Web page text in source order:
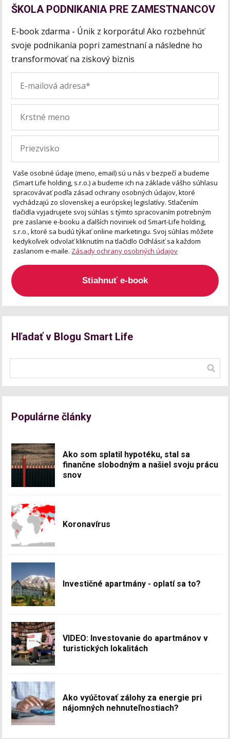
ŠKOLA PODNIKANIA PRE ZAMESTNANCOV
E-book zdarma - Únik z korporátu! Ako rozbehnúť
svoje podnikania popri zamestnaní a následne ho
transformovať na ziskový biznis
Vaše osobné údaje (meno, email) sú u nás v bezpečí a budeme
(Smart Life holding, s.r.o.) a budeme ich na základe vášho súhlasu
spracovávať podľa zásad ochrany osobných údajov, ktoré
vychádzajú zo slovenskej a európskej legislatívy. Stlačením
tlačidla vyjadrujete svoj súhlas s týmto spracovaním potrebným
pre zaslanie e-booku a ďalších noviniek od Smart-Life holding,
s.r.o., ktoré sa budú týkať online marketingu. Svoj súhlas môžete
kedykoľvek odvolať kliknutím na tlačidlo Odhlásiť sa každom
zaslanom e-maile. Zásady ochrany osobných údajov
Stiahnuť e-book
Hľadať v Blogu Smart Life
Populárne články
Ako som splatil hypotéku, stal sa
finančne slobodným a našiel svoju prácu
snov
Koronavírus
Investičné apartmány - oplatí sa to?
VIDEO: Investovanie do apartmánov v
turistických lokalitách
Ako vyúčtovať zálohy za energie pri
nájomných nehnuteľnostiach?